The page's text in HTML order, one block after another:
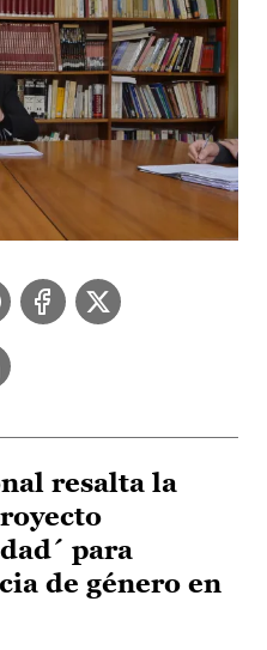
resalta la
para
de género en